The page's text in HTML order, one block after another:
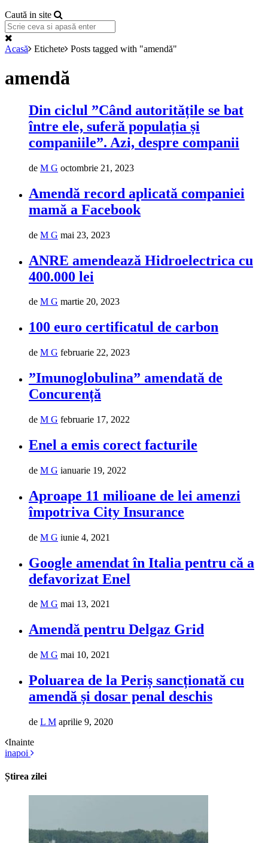
Caută in site
Acasă Etichete Posts tagged with "amendă"
amendă
Din ciclul ”Când autoritățile se bat
între ele, suferă populația și
companiile”. Azi, despre companii
de M G octombrie 21, 2023
Amendă record aplicată companiei
mamă a Facebook
de M G mai 23, 2023
ANRE amendează Hidroelectrica cu
400.000 lei
de M G martie 20, 2023
100 euro certificatul de carbon
de M G februarie 22, 2023
”Imunoglobulina” amendată de
Concurență
de M G februarie 17, 2022
Enel a emis corect facturile
de M G ianuarie 19, 2022
Aproape 11 milioane de lei amenzi
împotriva City Insurance
de M G iunie 4, 2021
Google amendat în Italia pentru că a
defavorizat Enel
de M G mai 13, 2021
Amendă pentru Delgaz Grid
de M G mai 10, 2021
Poluarea de la Periș sancționată cu
amendă și dosar penal deschis
de L M aprilie 9, 2020
Inainte
inapoi
Știrea zilei